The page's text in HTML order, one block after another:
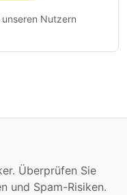
Nutzern
Überprüfen Sie
und Spam-Risiken.